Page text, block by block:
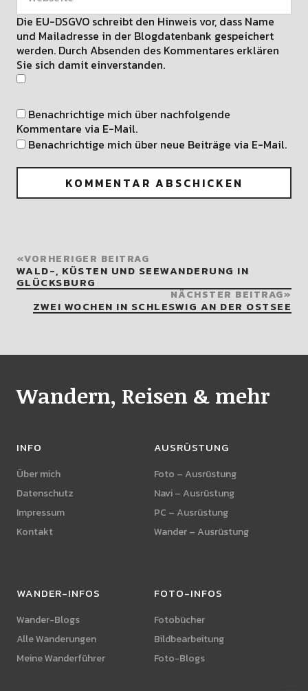
Die EU-DSGVO schreibt den Hinweis vor, dass Name
und Mailadresse in der Blogdatenbank gespeichert
werden. Durch Absenden des Kommentares erklären
Sie sich damit einverstanden.
Benachrichtige mich über nachfolgende
Kommentare via E-Mail.
Benachrichtige mich über neue Beiträge via E-Mail.
VORHERIGER BEITRAG
WALD-, KÜSTEN UND SEEWANDERUNG IN
GLÜCKSBURG
NÄCHSTER BEITRAG
ZWEI WOCHEN IN SCHLESWIG AN DER OSTSEE
Wandern, Reisen & mehr
INFO
Über mich
Datenschutz
Impressum
Kontakt
AUSRÜSTUNG
Foto – Ausrüstung
Navi – Ausrüstung
PC – Ausrüstung
Wander – Ausrüstung
WANDER-INFOS
Wander-Blogs
Alle Wanderungen
Meine Wanderführer
FOTO-INFOS
Fotobücher
Bildbearbeitung
Foto-Blogs